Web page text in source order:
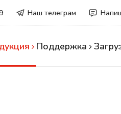
Наш телеграм
Поддержка